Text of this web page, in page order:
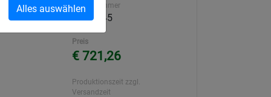
Alles auswählenArtikelnummer
2425-045
Preis
€ 721,26
Produktionszeit zzgl.
Versandzeit